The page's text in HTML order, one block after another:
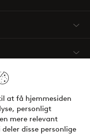
at få hjemmesiden
personligt
mere relevant
disse personlige